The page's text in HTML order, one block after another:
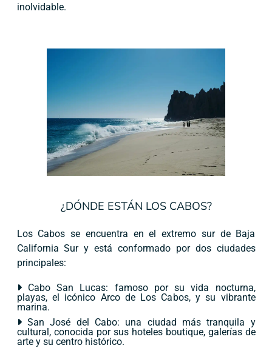
inolvidable.
¿DÓNDE ESTÁN LOS CABOS?
Los Cabos se encuentra en el extremo sur de Baja
California Sur y está conformado por dos ciudades
principales:
Cabo San Lucas: famoso por su vida nocturna,
playas, el icónico Arco de Los Cabos, y su vibrante
marina.
San José del Cabo: una ciudad más tranquila y
cultural, conocida por sus hoteles boutique, galerías de
arte y su centro histórico.